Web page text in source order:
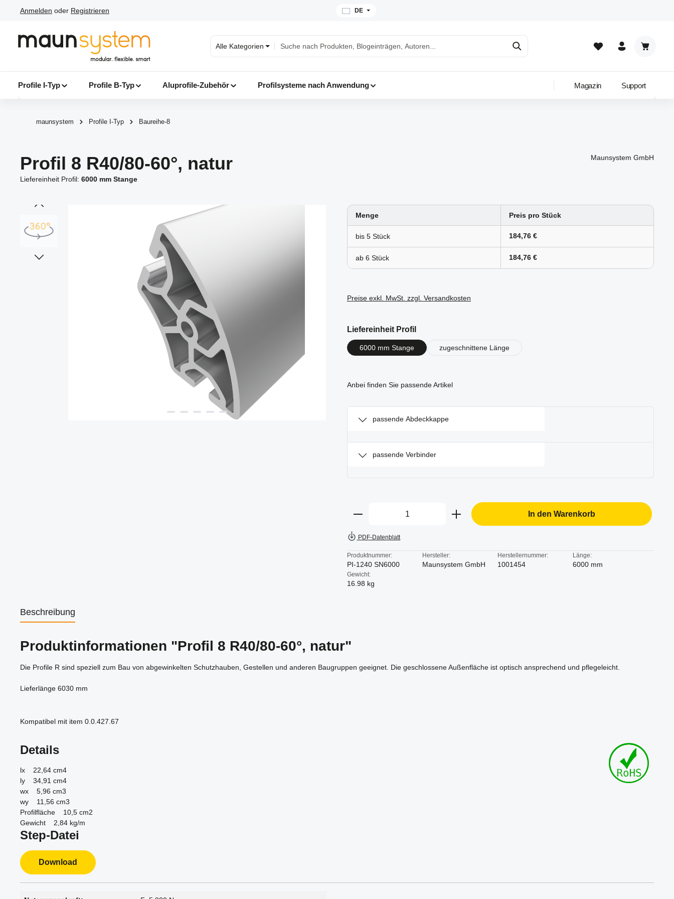
Hauptinhalt springen
Zur Suche springen
Zur Hauptnavigation springen
Anmelden oder Registrieren DE
Alle Kategorien
Profile I-Typ Profile B-Typ Aluprofile-Zubehör Profilsysteme nach Anwendung Magazin Support
maunsystem Profile I-Typ Baureihe-8
Profil 8 R40/80-60°, natur
Liefereinheit Profil: 6000 mm Stange
Maunsystem GmbH
Menge Preis pro Stück
bis 5 184,76 €
ab 6 184,76 €
Preise exkl. MwSt. zzgl. Versandkosten
Liefereinheit Profilauswählen
6000 mm Stange zugeschnittene Länge
Anbei finden Sie passende Artikel
passende Abdeckkappe
passende Verbinder
Produkt Anzahl: Gib den gewünschten Wert ein oder
In den Warenkorb
PDF-Datenblatt
Produktnummer:
PI-1240 SN6000
Hersteller:
Maunsystem GmbH
Herstellernummer:
1001454
Länge:
6000 mm
Gewicht:
16.98 kg
Beschreibung
Produktinformationen "Profil 8 R40/80-60°, natur"
Die Profile R sind speziell zum Bau von abgewinkelten Schutzhauben, Gestellen und anderen Baugruppen geeignet. Die geschlossene Außenfläche ist optisch ansprechend und pflegeleicht.
Lieferlänge 6030 mm
Kompatibel mit item 0.0.427.67
Details
lx 22,64 cm4
ly 34,91 cm4
wx 5,96 cm3
wy 11,56 cm3
Profilfläche 10,5 cm2
Gewicht 2,84 kg/m
Step-Datei
Download